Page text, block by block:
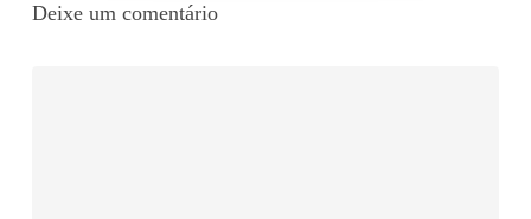
Deixe um comentário